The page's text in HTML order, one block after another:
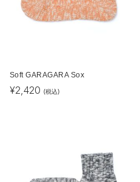
Soft GARAGARA Sox
¥2,420 (税込)